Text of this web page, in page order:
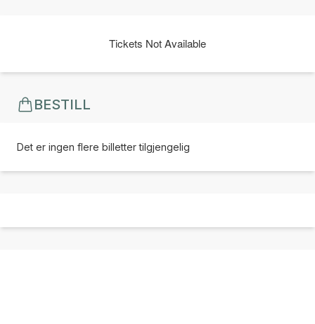
Tickets Not Available
BESTILL
Det er ingen flere billetter tilgjengelig